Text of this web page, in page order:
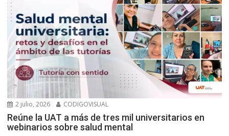
2 julio, 2026 CODIGOVISUAL
Reúne la UAT a más de tres mil universitarios en
webinarios sobre salud mental